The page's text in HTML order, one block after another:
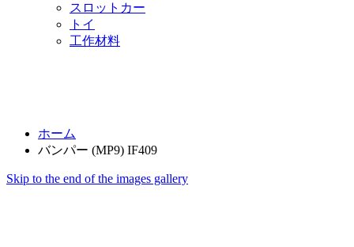
スロットカー
トイ
工作材料
ホーム
バンパー (MP9) IF409
Skip to the end of the images gallery